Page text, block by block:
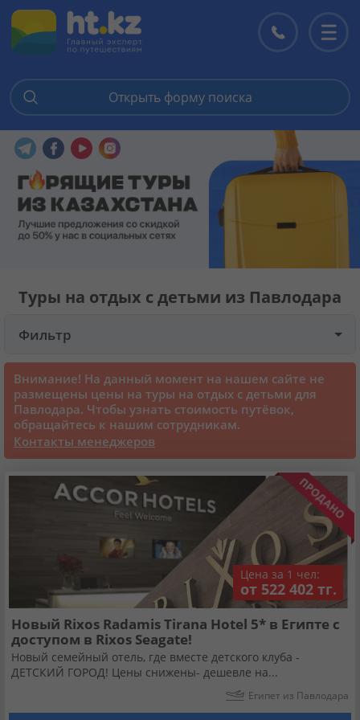
Горящие туры
Цены на туры
Туры
Круизы
Статьи
70131 отзыв наших туристов
Сертификаты
О нас
Для бизнеса
Контакты
Открыть форму поиска
Перейти в наш Telegram
Перейти в наш Facebook
Перейти в наш YouTube
Перейти в наш Instagram
Туры на отдых с детьми из Павлодара
Фильтр
Внимание! На данный момент на нашем сайте не
размещены цены на туры на отдых с детьми для
Павлодара. Чтобы узнать стоимость путёвок,
обращайтесь к нашим сотрудникам.
Контакты менеджеров
Цена за 1 чел:
от 522 402 тг.
Новый Rixos Radamis Tirana Hotel 5* в Египте с
доступом в Rixos Seagate!
Новый семейный отель, где вместе детского клуба -
ДЕТСКИЙ ГОРОД! Цены снижены- дешевле на...
Египет из Павлодара